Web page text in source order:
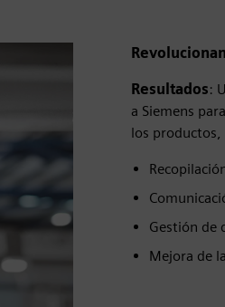
Resultados:
a Siemens
los
Gestión de
Mejora de